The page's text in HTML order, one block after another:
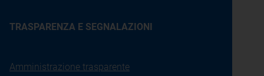
TRASPARENZA E SEGNALAZIONI
Amministrazione trasparente